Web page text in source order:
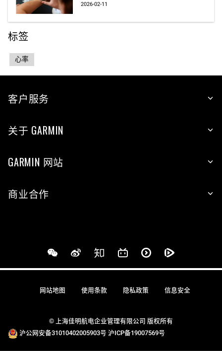
2026-02-11
标签
心率
客户服务
关于 GARMIN
GARMIN 网站
商业合作
© 上海佳明航电企业管理有限公司 版权所有
沪公网安备31010402005903号 沪ICP备19007569号
网站地图 使用条款 隐私政策 信息安全